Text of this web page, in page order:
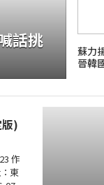
話挑
蘇力
晉韓
)
作
東